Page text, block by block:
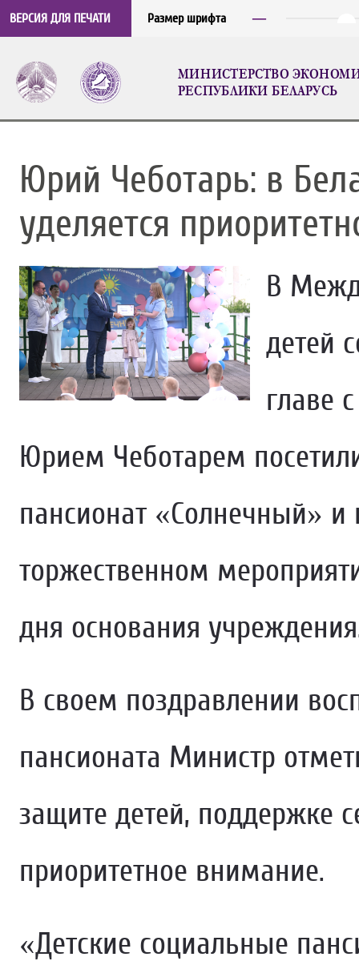
ВЕРСИЯ ДЛЯ ПЕЧАТИ Размер шрифта ─
МИНИСТЕРСТВО
РЕСПУБЛИКИ БЕЛАРУСЬ
Юрий Чеботарь: в
уделяется
В
детей
главе
Юрием Чеботарем
пансионат «Солнечный» и
торжественном
дня основания
В своем поздравлении
пансионата Министр
защите детей, поддержке
приоритетное внимание.
«Детские социальные